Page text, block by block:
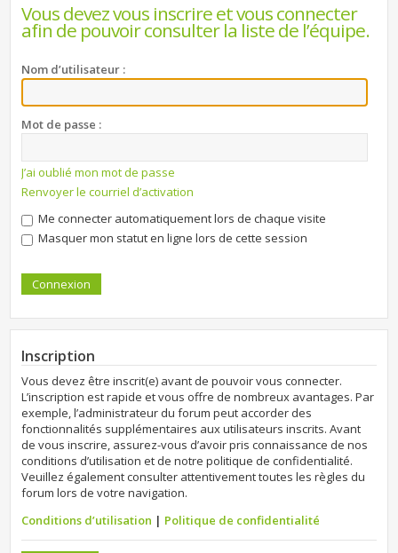
Vous devez vous inscrire et vous connecter
afin de pouvoir consulter la liste de l’équipe.
Nom d’utilisateur :
Mot de passe :
J’ai oublié mon mot de passe
Renvoyer le courriel d’activation
Me connecter automatiquement lors de chaque visite
Masquer mon statut en ligne lors de cette session
Inscription
Vous devez être inscrit(e) avant de pouvoir vous connecter.
L’inscription est rapide et vous offre de nombreux avantages. Par
exemple, l’administrateur du forum peut accorder des
fonctionnalités supplémentaires aux utilisateurs inscrits. Avant
de vous inscrire, assurez-vous d’avoir pris connaissance de nos
conditions d’utilisation et de notre politique de confidentialité.
Veuillez également consulter attentivement toutes les règles du
forum lors de votre navigation.
Conditions d’utilisation | Politique de confidentialité